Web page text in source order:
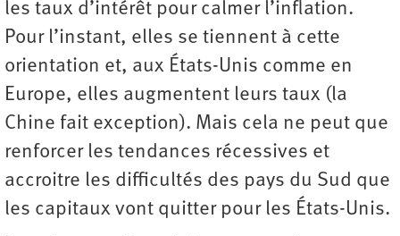
les taux d’intérêt pour calmer l’inflation.
Pour l’instant, elles se tiennent à cette
orientation et, aux États-Unis comme en
Europe, elles augmentent leurs taux (la
Chine fait exception). Mais cela ne peut que
renforcer les tendances récessives et
accroitre les difficultés des pays du Sud que
les capitaux vont quitter pour les États-Unis.